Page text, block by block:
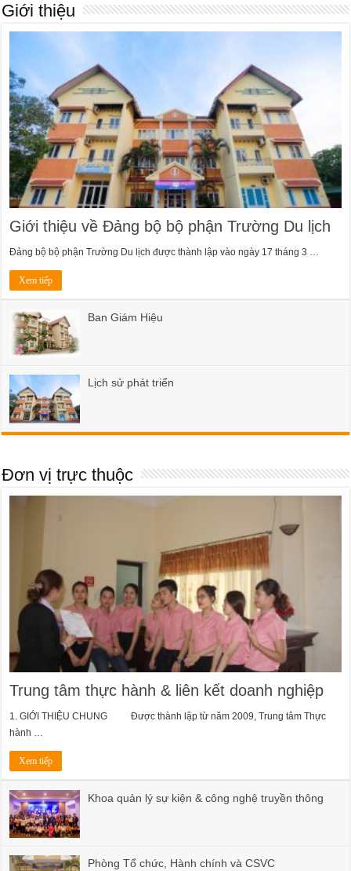
Giới thiệu
Giới thiệu về Đảng bộ bộ phận Trường Du lịch
Đảng bộ bộ phận Trường Du lịch được thành lập vào ngày 17 tháng 3 …
Xem tiếp
Ban Giám Hiệu
Lịch sử phát triển
Đơn vị trực thuộc
Trung tâm thực hành & liên kết doanh nghiệp
1. GIỚI THIỆU CHUNG Được thành lập từ năm 2009, Trung tâm Thực
hành …
Xem tiếp
Khoa quản lý sự kiện & công nghệ truyền thông
Phòng Tổ chức, Hành chính và CSVC